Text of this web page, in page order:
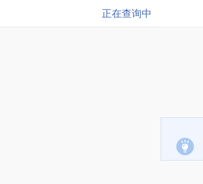
正在查询中